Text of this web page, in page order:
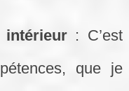
: C’est
que je